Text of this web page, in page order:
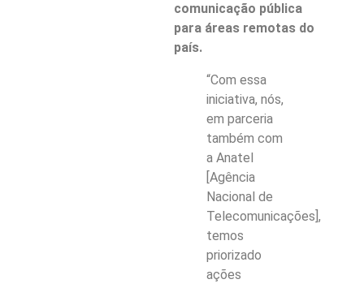
comunicação pública
para áreas remotas do
país.
“Com essa
iniciativa, nós,
em parceria
também com
a Anatel
[Agência
Nacional de
Telecomunicações],
temos
priorizado
ações